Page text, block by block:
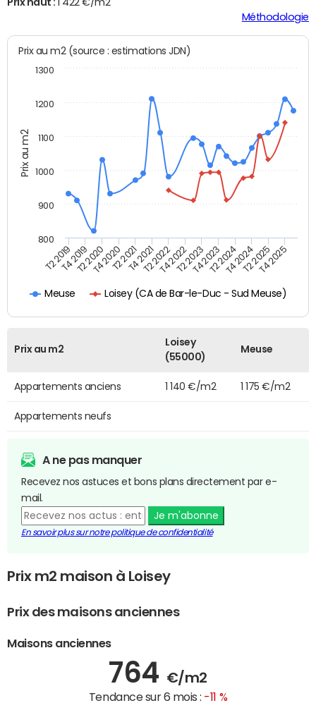
Méthodologie
Prix au m2
Prix au m2 (source : estimations JDN)
Meuse Loisey (CA de Bar-le-Duc - Sud Meuse)
T2 2019T4 2019T2 2020T4 2020T2 2021T4 2021T2 2022T4 2022T2 2023T4 2023T2 2024T4 2024T2 2025T4 2025
800
900
1000
1100
1200
1300
Prix au m2
Loisey
(55000)
Meuse
Appartements anciens 1 140 €/m2 1 175 €/m2
Appartements neufs
A ne pas manquer
Recevez nos astuces et bons plans directement par e-
mail.
Je m'abonne
En savoir plus sur notre politique de confidentialité
Prix m2 maison à Loisey
Prix des maisons anciennes
Maisons anciennes
764 €/m2
Tendance sur 6 mois : -11 %